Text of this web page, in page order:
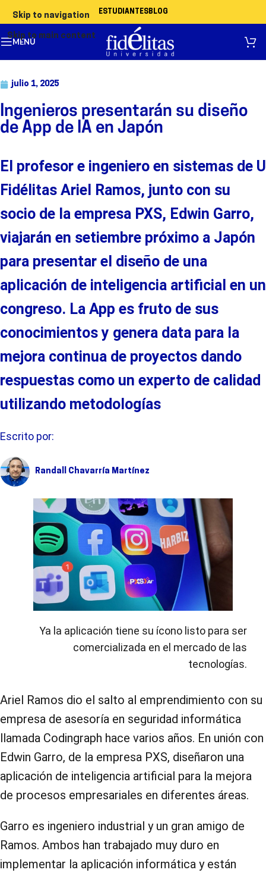
Skip to navigation
Skip to main content
ESTUDIANTESBLOG
MENÚ
julio 1, 2025
Ingenieros presentarán su diseño
de App de IA en Japón
El profesor e ingeniero en sistemas de U
Fidélitas Ariel Ramos, junto con su
socio de la empresa PXS, Edwin Garro,
viajarán en setiembre próximo a Japón
para presentar el diseño de una
aplicación de inteligencia artificial en un
congreso. La App es fruto de sus
conocimientosy genera data para la
mejora continua de proyectos dando
respuestas como un experto de calidad
utilizando metodologías
Escrito por:
Randall Chavarría Martínez
Ya la aplicación tiene su ícono listo para ser
comercializada en el mercado de las
tecnologías.
Ariel Ramos dio el salto al emprendimiento con su
empresa de asesoría en seguridad informática
llamada Codingraph hace varios años. En unión con
Edwin Garro, de la empresa PXS, diseñaron una
aplicación de inteligencia artificial para la mejora
de procesos empresariales en diferentes áreas.
Garro es ingeniero industrial y un gran amigo de
Ramos. Ambos han trabajado muy duro en
implementar la aplicación informática y están